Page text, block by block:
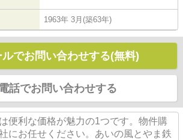
1963年 3月(築63年)
ルでお問い合わせする(無料)
電話でお問い合わせする
便利な価格が魅力の1つです。物件購
にお任せください。あいの風とやま鉄